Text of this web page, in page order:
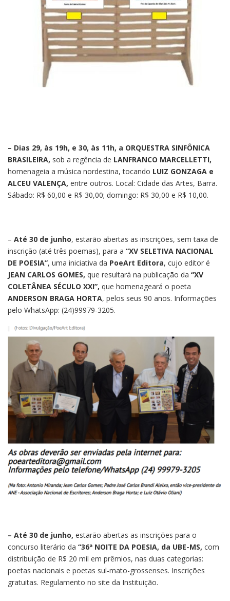
– Dias 29, às 19h, e 30, às 11h, a ORQUESTRA SINFÔNICA
BRASILEIRA, sob a regência de LANFRANCO MARCELLETTI,
homenageia a música nordestina, tocando LUIZ GONZAGA e
ALCEU VALENÇA, entre outros. Local: Cidade das Artes, Barra.
Sábado: R$ 60,00 e R$ 30,00; domingo: R$ 30,00 e R$ 10,00.
– Até 30 de junho, estarão abertas as inscrições, sem taxa de
inscrição (até três poemas), para a “XV SELETIVA NACIONAL
DE POESIA”, uma iniciativa da PoeArt Editora, cujo editor é
JEAN CARLOS GOMES, que resultará na publicação da “XV
COLETÂNEA SÉCULO XXI”, que homenageará o poeta
ANDERSON BRAGA HORTA, pelos seus 90 anos. Informações
pelo WhatsApp: (24)99979-3205.
– Até 30 de junho, estarão abertas as inscrições para o
concurso literário da “36ª NOITE DA POESIA, da UBE-MS, com
distribuição de R$ 20 mil em prêmios, nas duas categorias:
poetas nacionais e poetas sul-mato-grossenses. Inscrições
gratuitas. Regulamento no site da Instituição.